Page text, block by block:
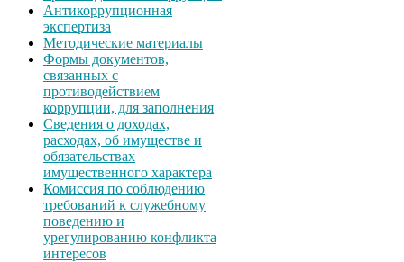
Антикоррупционная
экспертиза
Методические материалы
Формы документов,
связанных с
противодействием
коррупции, для заполнения
Сведения о доходах,
расходах, об имуществе и
обязательствах
имущественного характера
Комиссия по соблюдению
требований к служебному
поведению и
урегулированию конфликта
интересов